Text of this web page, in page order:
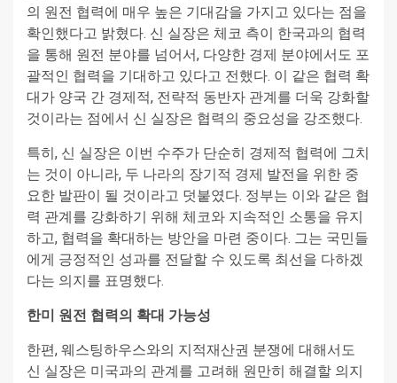
의 원전 협력에 매우 높은 기대감을 가지고 있다는 점을
확인했다고 밝혔다. 신 실장은 체코 측이 한국과의 협력
을 통해 원전 분야를 넘어서, 다양한 경제 분야에서도 포
괄적인 협력을 기대하고 있다고 전했다. 이 같은 협력 확
대가 양국 간 경제적, 전략적 동반자 관계를 더욱 강화할
것이라는 점에서 신 실장은 협력의 중요성을 강조했다.
특히, 신 실장은 이번 수주가 단순히 경제적 협력에 그치
는 것이 아니라, 두 나라의 장기적 경제 발전을 위한 중
요한 발판이 될 것이라고 덧붙였다. 정부는 이와 같은 협
력 관계를 강화하기 위해 체코와 지속적인 소통을 유지
하고, 협력을 확대하는 방안을 마련 중이다. 그는 국민들
에게 긍정적인 성과를 전달할 수 있도록 최선을 다하겠
다는 의지를 표명했다.
한미 원전 협력의 확대 가능성
한편, 웨스팅하우스와의 지적재산권 분쟁에 대해서도
신 실장은 미국과의 관계를 고려해 원만히 해결할 의지